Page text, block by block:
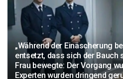
„Während der Einäscherung
entsetzt, dass sich der Bauch
Frau bewegte: Der Vorgang
Experten wurden dringend